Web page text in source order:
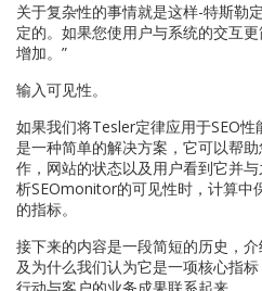
关于复杂性的事情就是这样-特斯勒
定的。如果您使用户与系统的交互
增加。”
输入可见性。
如果我们将Tesler定律应用于SEO性
是一种简单的解决方案，它可以帮
作，网站的状态以及用户看到它并
析SEOmonitor的可见性时，计算中
的指标。
接下来的内容是一段简短的历史，
及为什么我们认为它是一项核心指